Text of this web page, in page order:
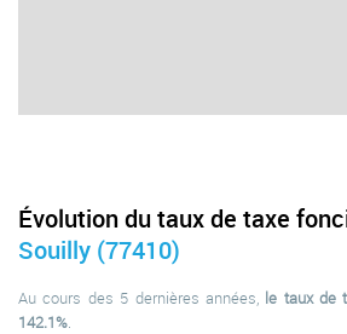
Évolution du taux de taxe
Souilly (77410)
Au cours des 5 dernières années, le taux de
142.1%.